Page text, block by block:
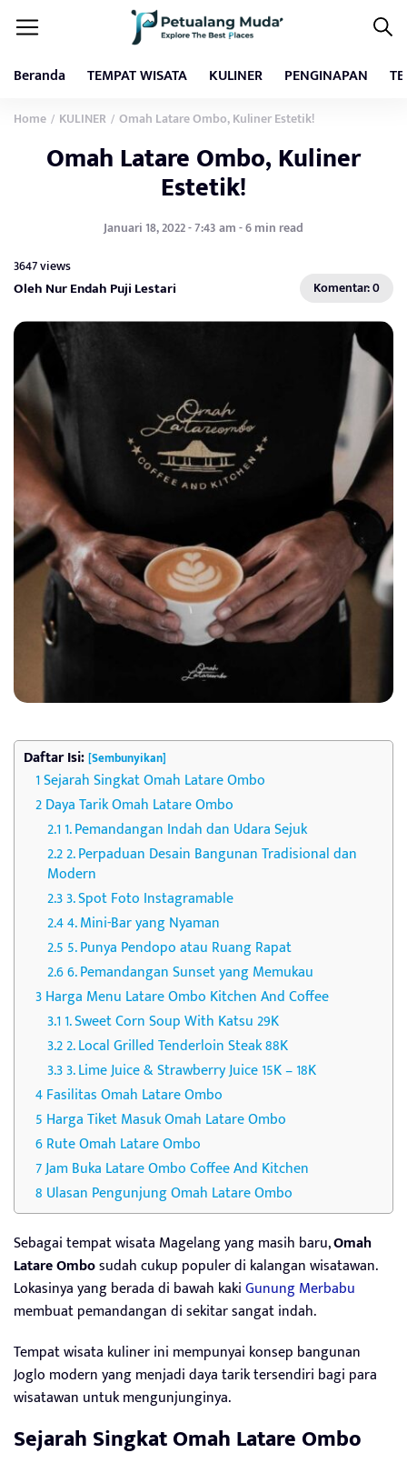
Beranda TEMPAT WISATA KULINER PENGINAPAN
Home / KULINER / Omah Latare Ombo, Kuliner Estetik!
Omah Latare Ombo, Kuliner
Estetik!
Januari 18, 2022 - 7:43 am - 6 min read
3647 views
Oleh Nur Endah Puji Lestari Komentar: 0
Daftar Isi:[Sembunyikan]
Sejarah Singkat Omah Latare Ombo
Daya Tarik Omah Latare Ombo
1. Pemandangan Indah dan Udara Sejuk
2. Perpaduan Desain Bangunan Tradisional dan
Modern
3. Spot Foto Instagramable
4. Mini-Bar yang Nyaman
5. Punya Pendopo atau Ruang Rapat
6. Pemandangan Sunset yang Memukau
Harga Menu Latare Ombo Kitchen And Coffee
1. Sweet Corn Soup With Katsu 29K
2. Local Grilled Tenderloin Steak 88K
3. Lime Juice & Strawberry Juice 15K – 18K
Fasilitas Omah Latare Ombo
Harga Tiket Masuk Omah Latare Ombo
Rute Omah Latare Ombo
Jam Buka Latare Ombo Coffee And Kitchen
Ulasan Pengunjung Omah Latare Ombo
Sebagai tempat wisata Magelang yang masih baru,Omah
Latare Ombosudah cukup populer di kalangan wisatawan.
Lokasinya yang berada di bawah kakiGunung Merbabu
membuat pemandangan di sekitar sangat indah.
Tempat wisata kuliner ini mempunyai konsep bangunan
Joglo modern yang menjadi daya tarik tersendiri bagi para
wisatawan untuk mengunjunginya.
Sejarah Singkat Omah Latare Ombo